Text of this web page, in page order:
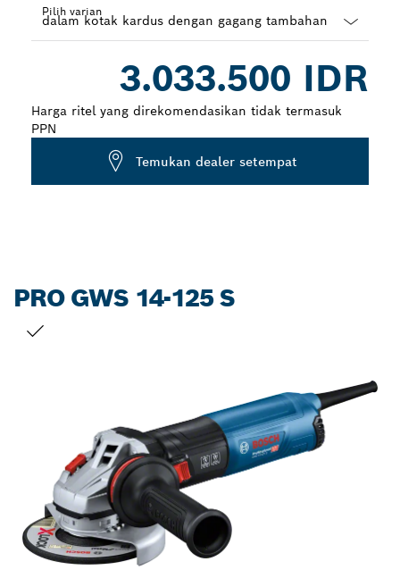
Pilih varian
3.033.500 IDR
Harga ritel yang direkomendasikan tidak termasuk
PPN
Temukan dealer setempat
PRO GWS 14-125 S